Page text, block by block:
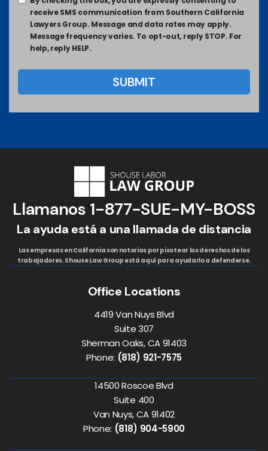
receive SMS communication from Southern California
Lawyers Group. Message and data rates may apply.
Message frequency varies. To opt-out, reply STOP. For
help, reply HELP.
Llamanos 1-877-SUE-MY-BOSS
La ayuda está a una llamada de distancia
Las empresas en California son notorias por pisotear los derechos de los
trabajadores. Shouse Law Group está aquí para ayudarlo a defenderse.
Office Locations
4419 Van Nuys Blvd
Suite 307
Sherman Oaks, CA 91403
Phone: (818) 921-7575
14500 Roscoe Blvd
Suite 400
Van Nuys, CA 91402
Phone: (818) 904-5900